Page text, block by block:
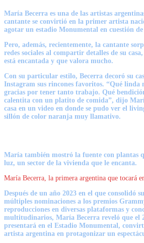
María Becerra es una de las artistas
cantante se convirtió en la primer artista
agotar un estadio Monumental en cuestión de
Pero, además, recientemente, la cantante
redes sociales al compartir detalles de su
está encantada y que valora mucho.
Con su particular estilo, Becerra decoró su
Instagram sus rincones favoritos. “Qué linda
gracias por tener tanto trabajo. Qué
calentita con un platito de comida”, dijo
casa en un video en donde se pudo ver el
sillón de color naranja muy llamativo.
María también mostró la fuente con plantas
luz, un sector de la vivienda que le encanta.
María Becerra, la primera argentina que tocará
Después de un año 2023 en el que consolidó
múltiples nominaciones a los premios
reproducciones en diversas plataformas y
multitudinarios, María Becerra reveló que el
presentará en el Estadio Monumental ,
artista argentina en protagonizar un